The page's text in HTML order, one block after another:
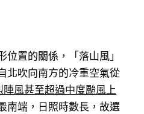
置的關係，「落山風」
北吹向南方的冷重空氣從
風甚至超過中度颱風上
南端，日照時數長，故選